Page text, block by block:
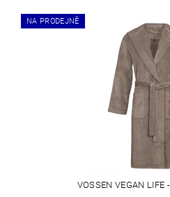
NA PRODEJNĚ
VOSSEN VEGAN LIFE